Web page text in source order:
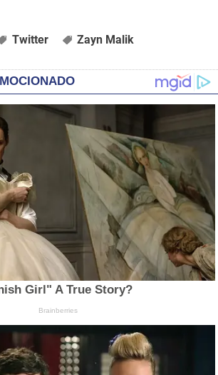
Twitter Zayn Malik
Girl" A True Story?
Brainberries